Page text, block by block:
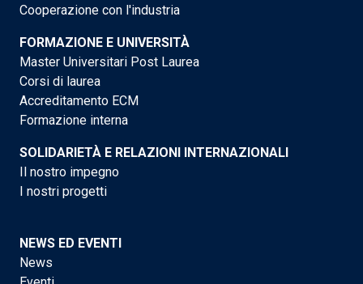
Cooperazione con l'industria
FORMAZIONE E UNIVERSITÀ
Master Universitari Post Laurea
Corsi di laurea
Accreditamento ECM
Formazione interna
SOLIDARIETÀ E RELAZIONI INTERNAZIONALI
Il nostro impegno
I nostri progetti
NEWS ED EVENTI
News